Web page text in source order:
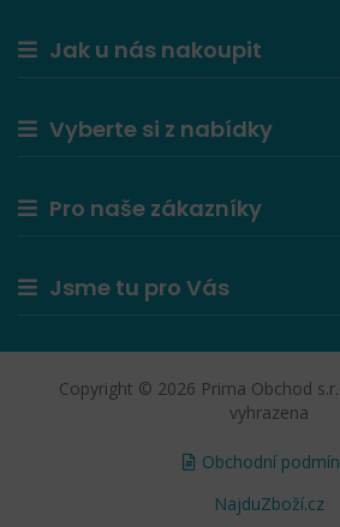
Jak u nás nakoupit
Vyberte si z nabídky
Pro naše zákazníky
Jsme tu pro Vás
Copyright © 2026 Prima Obchod
vyhrazena
Obchodní
NajduZboží.cz